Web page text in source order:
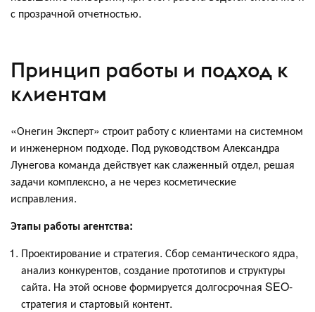
с прозрачной отчетностью.
Принцип работы и подход к
клиентам
«Онегин Эксперт» строит работу с клиентами на системном
и инженерном подходе. Под руководством Александра
Лунегова команда действует как слаженный отдел, решая
задачи комплексно, а не через косметические
исправления.
Этапы работы агентства:
Проектирование и стратегия. Сбор семантического ядра,
анализ конкурентов, создание прототипов и структуры
сайта. На этой основе формируется долгосрочная SEO-
стратегия и стартовый контент.